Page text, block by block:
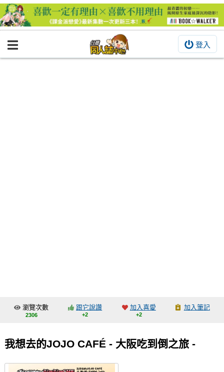
登入
BOOKY書集倉庫
交流中心
會員功能選單
會員中心
瀏覽次數
2306
跟它說讚
+2
加入喜愛
+2
加入筆記
我想去的JOJO CAFÉ - 大阪吃到倒之旅 -